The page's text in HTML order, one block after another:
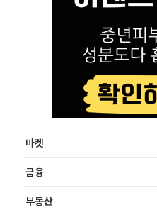
마켓
금융
부동산